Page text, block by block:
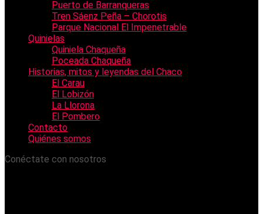
Puerto de Barranqueras
Tren Sáenz Peña – Chorotis
Parque Nacional El Impenetrable
Quinielas
Quiniela Chaqueña
Poceada Chaqueña
Historias, mitos y leyendas del Chaco
El Carau
El Lobizón
La Llorona
El Pombero
Contacto
Quiénes somos
Conéctate con nosotros